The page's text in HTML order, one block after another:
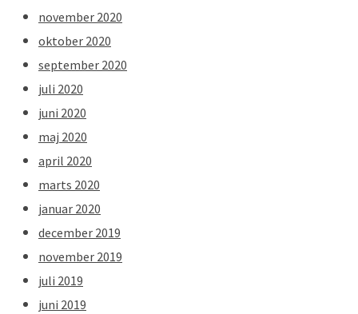
november 2020
oktober 2020
september 2020
juli 2020
juni 2020
maj 2020
april 2020
marts 2020
januar 2020
december 2019
november 2019
juli 2019
juni 2019